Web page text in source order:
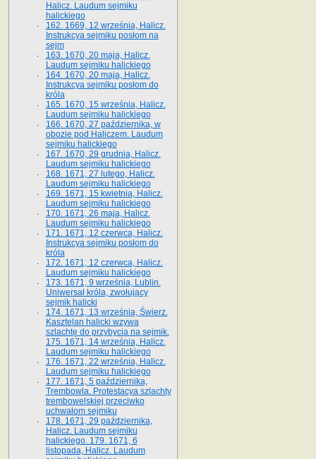
Halicz. Laudum sejmiku
halickiego
162. 1669, 12 września, Halicz.
Instrukcya sejmiku posłom na
sejm
163. 1670, 20 maja, Halicz.
Laudum sejmiku halickiego
164. 1670, 20 maja, Halicz.
Instrukcya sejmiku posłom do
króla
165. 1670, 15 września, Halicz.
Laudum sejmiku halickiego
166. 1670, 27 października, w
obozie pod Haliczem. Laudum
sejmiku halickiego
167. 1670, 29 grudnia, Halicz.
Laudum sejmiku halickiego
168. 1671, 27 lutego, Halicz.
Laudum sejmiku halickiego
169. 1671, 15 kwietnia, Halicz.
Laudum sejmiku halickiego
170. 1671, 26 maja, Halicz.
Laudum sejmiku halickiego
171. 1671, 12 czerwca, Halicz.
Instrukcya sejmiku posłom do
króla
172. 1671, 12 czerwca, Halicz.
Laudum sejmiku halickiego
173. 1671, 9 września, Lublin.
Uniwersał króla, zwołujący
sejmik halicki
174. 1671, 13 września, Świerz.
Kasztelan halicki wzywa
szlachtę do przybycia na sejmik.
175. 1671, 14 września, Halicz.
Laudum sejmiku halickiego
176. 1671, 22 września, Halicz.
Laudum sejmiku halickiego
177. 1671, 5 października,
Trembowla. Protestacya szlachty
trembowelskiej przeciwko
uchwałom sejmiku
178. 1671, 29 października,
Halicz. Laudum sejmiku
halickiego. 179. 1671, 6
listopada, Halicz. Laudum